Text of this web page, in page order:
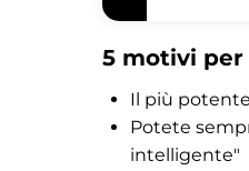
5 motivi per
Il più
Potete
intelligente"